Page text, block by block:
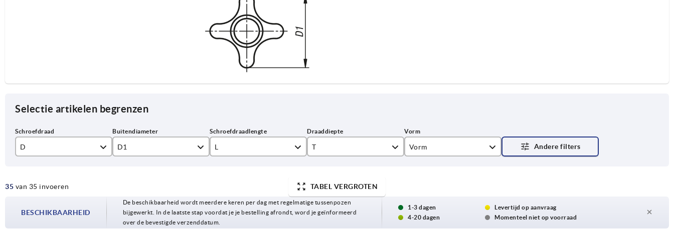
Selectie artikelen begrenzen
D
M6
M10
D1
50
60
L
30
40
T
18
Vorm
35 van 35 invoeren TABEL VERGROTEN
BESCHIKBAARHEID
De beschikbaarheid wordt meerdere keren per dag met regelmatige tussenpozen
bijgewerkt. In de laatste stap voordat je je bestelling afrondt, word je geïnformeerd
over de bevestigde verzenddatum.
1-3 dagen
Levertijd op aanvraag
4-20 dagen
Momenteel niet op voorraad